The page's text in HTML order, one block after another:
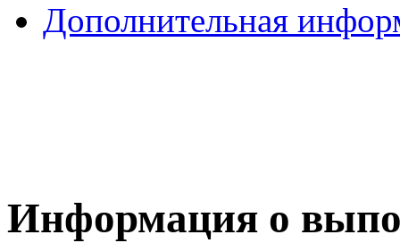
Дополнительная
Информация о